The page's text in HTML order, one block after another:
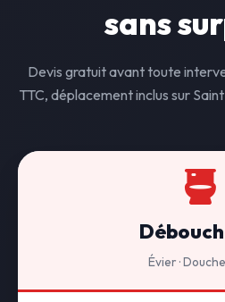
sans
Devis gratuit avant toute
TTC, déplacement inclus sur
Évier · Douche